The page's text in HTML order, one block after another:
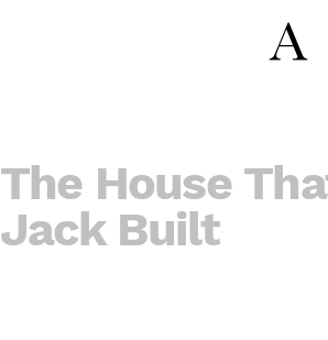
The House
Jack Built